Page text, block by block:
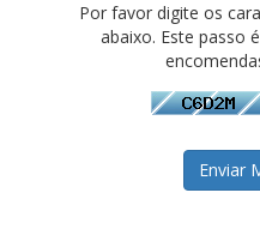
Por favor digite os
abaixo. Este passo
Enviar